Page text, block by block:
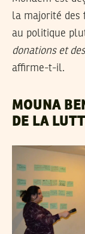
la majorité des
au politique
donations et
affirme-t-il.
MOUNA
DE LA